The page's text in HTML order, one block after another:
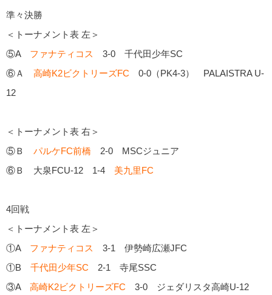
準々決勝
＜トーナメント表 左＞
⑤A ファナティコス
3-0 千代田少年SC
⑥Ａ 高崎K2ビクトリーズFC 0-0（PK4-3） PALAISTRA U-
12
＜トーナメント表 右＞
⑤Ｂ パルケFC前橋 2-0 MSCジュニア
⑥Ｂ 大泉FCU-12 1-4 美九里FC
4回戦
＜トーナメント表 左＞
①A ファナティコス
3-1 伊勢崎広瀬JFC
①B 千代田少年SC 2-1 寺尾SSC
③A 高崎K2ビクトリーズFC 3-0 ジェダリスタ高崎U-12